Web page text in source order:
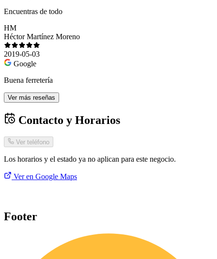
Encuentras de todo
HM
Héctor Martínez Moreno
2019-05-03
Google
Buena ferretería
Ver más reseñas
Contacto y Horarios
Ver teléfono
Los horarios y el estado ya no aplican para este negocio.
Ver en Google Maps
Footer